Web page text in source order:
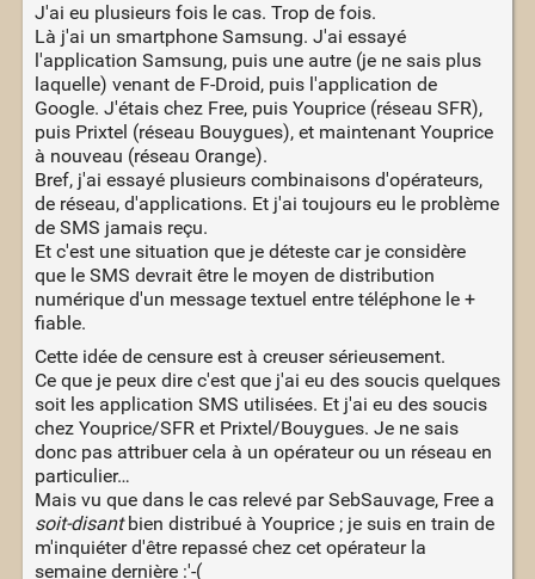
J'ai eu plusieurs fois le cas. Trop de fois.
Là j'ai un smartphone Samsung. J'ai essayé
l'application Samsung, puis une autre (je ne sais plus
laquelle) venant de F-Droid, puis l'application de
Google. J'étais chez Free, puis Youprice (réseau SFR),
puis Prixtel (réseau Bouygues), et maintenant Youprice
à nouveau (réseau Orange).
Bref, j'ai essayé plusieurs combinaisons d'opérateurs,
de réseau, d'applications. Et j'ai toujours eu le problème
de SMS jamais reçu.
Et c'est une situation que je déteste car je considère
que le SMS devrait être le moyen de distribution
numérique d'un message textuel entre téléphone le +
fiable.
Cette idée de censure est à creuser sérieusement.
Ce que je peux dire c'est que j'ai eu des soucis quelques
soit les application SMS utilisées. Et j'ai eu des soucis
chez Youprice/SFR et Prixtel/Bouygues. Je ne sais
donc pas attribuer cela à un opérateur ou un réseau en
particulier…
Mais vu que dans le cas relevé par SebSauvage, Free a
soit-disantbien distribué à Youprice ; je suis en train de
m'inquiéter d'être repassé chez cet opérateur la
semaine dernière :'-(